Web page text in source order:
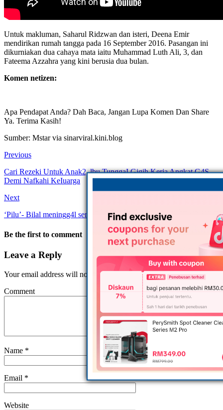
Untuk makluman, Saharul Ridzwan dan isteri, Deena Emir
mendirikan rumah tangga pada 16 September 2016. Pasangan ini
dikurniakan dua cahaya mata iaitu Muhammad Luth Ali, 3, dan
Fateema Azzahra yang kini berusia dua bulan.
Komen netizen:
Apa Pendapat Anda? Dah Baca, Jangan Lupa Komen Dan Share
Ya. Terima Kasih!
Sumber: Mstar via sinarviral.kini.blog
Previous
Cari Rezeki Untuk Anak2, lbu TunggaI Gigih Kerja Angkat G4S
Demi Nafkahi KeIuarga
Next
‘Pilu’- Bilal meningg4l semasa azan Subuh sering tersenyum
Be the first to comment
Leave a Reply
Your email address will not be published.
Comment
Name *
Email *
Website